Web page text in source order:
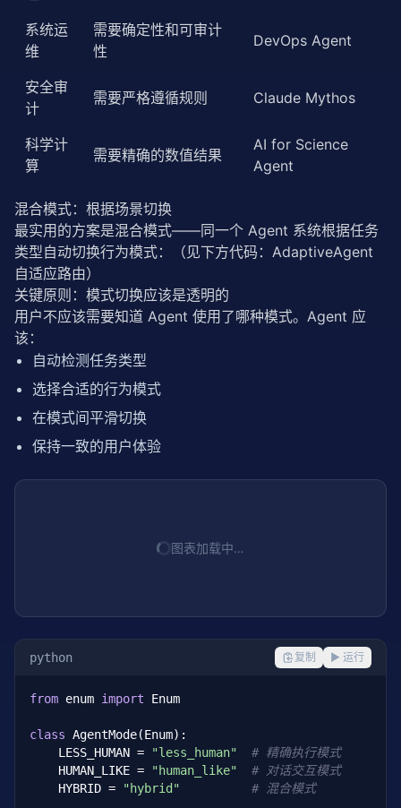
系统运
维
需要确定性和可审计
性
DevOps Agent
安全审
计
需要严格遵循规则 Claude Mythos
科学计
算
需要精确的数值结果
AI for Science
Agent
混合模式：根据场景切换
最实用的方案是混合模式——同一个 Agent 系统根据任务
类型自动切换行为模式：（见下方代码：AdaptiveAgent
自适应路由）
关键原则：模式切换应该是透明的
用户不应该需要知道 Agent 使用了哪种模式。Agent 应
该：
自动检测任务类型
选择合适的行为模式
在模式间平滑切换
保持一致的用户体验
图表加载中…
python 复制 ▶ 运行
from enum import Enum
class AgentMode(Enum):
    LESS_HUMAN =
"less_human"
# 精确执行模式
    HUMAN_LIKE =
"human_like"
# 对话交互模式
    HYBRID =
"hybrid" # 混合模式